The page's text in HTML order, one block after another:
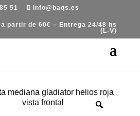
51 info@baqs.es
a partir de 60€ – Entrega 24/48 hs
(L-V)